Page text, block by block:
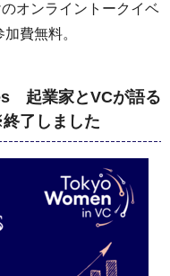
オンライントークイベ
費無料。
起業家とVCが語る
了しました